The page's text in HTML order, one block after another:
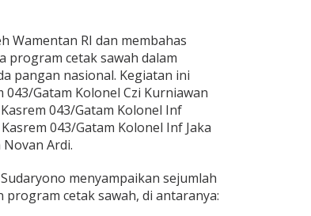
Wamentan RI dan membahas
program cetak sawah dalam
pangan nasional. Kegiatan ini
Gatam Kolonel Czi Kurniawan
043/Gatam Kolonel Inf
043/Gatam Kolonel Inf Jaka
Novan Ardi.
menyampaikan sejumlah
cetak sawah, di antaranya:
Dian Zevanya Sandiata dari
Manado Miliki Bakat Melukis
Kecil dan Terkendala Biaya
Lanjutkan Kuliah
In Life Style | August 7, 2026